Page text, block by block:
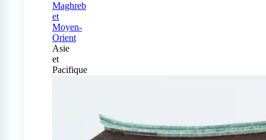
Maghreb
et
Moyen-
Orient
Asie
et
Pacifique